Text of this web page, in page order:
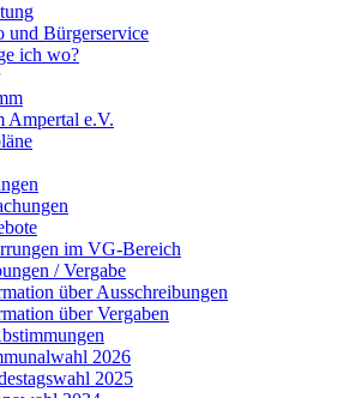
und Bürgerservice
ich wo?
Ampertal e.V.
im VG-Bereich
/ Vergabe
über Ausschreibungen
über Vergaben
2026
2025